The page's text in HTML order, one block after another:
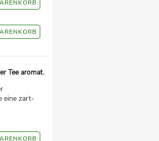
Tee aromat.
eine zart-